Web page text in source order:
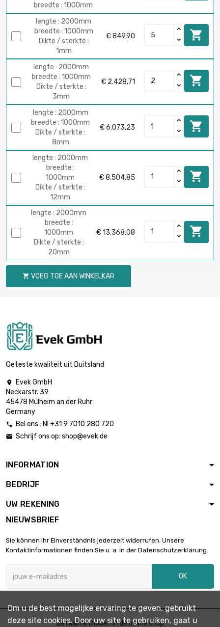
breedte : 1000mm
lengte : 2000mm
breedte : 1000mm
Dikte / sterkte :
1mm
€ 849,90 
lengte : 2000mm
breedte : 1000mm
Dikte / sterkte :
3mm
€ 2.428,71 
lengte : 2000mm
breedte : 1000mm
Dikte / sterkte :
8mm
€ 6.073,23 
lengte : 2000mm
breedte :
1000mm
Dikte / sterkte :
12mm
€ 8.504,85 
lengte : 2000mm
breedte :
1000mm
Dikte / sterkte :
20mm
€ 13.368,08 
 VOEG TOE AAN WINKELKAR
Geteste kwaliteit uit Duitsland

Evek GmbH
Neckarstr. 39
45478 Mülheim an der Ruhr
Germany
 Bel ons.: Nl +31 9 7010 280 720
 Schrijf ons op: shop@evek.de
INFORMATION
BEDRIJF
UW REKENING
NIEUWSBRIEF
Sie können Ihr Einverständnis jederzeit widerrufen. Unsere
Kontaktinformationen finden Sie u. a. in der Datenschutzerklärung.
OK
Betaalmethoden in de online shop
Om u de best mogelijke ervaring te geven, gebruikt
deze site cookies. Door uw site te gebruiken, gaat u